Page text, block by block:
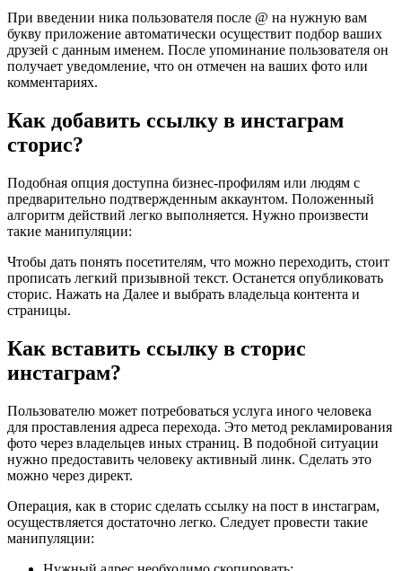
При введении ника пользователя после @ на нужную вам
букву приложение автоматически осуществит подбор ваших
друзей с данным именем. После упоминание пользователя он
получает уведомление, что он отмечен на ваших фото или
комментариях.
Как добавить ссылку в инстаграм
сторис?
Подобная опция доступна бизнес-профилям или людям с
предварительно подтвержденным аккаунтом. Положенный
алгоритм действий легко выполняется. Нужно произвести
такие манипуляции:
Чтобы дать понять посетителям, что можно переходить, стоит
прописать легкий призывной текст. Останется опубликовать
сторис. Нажать на Далее и выбрать владельца контента и
страницы.
Как вставить ссылку в сторис
инстаграм?
Пользователю может потребоваться услуга иного человека
для проставления адреса перехода. Это метод рекламирования
фото через владельцев иных страниц. В подобной ситуации
нужно предоставить человеку активный линк. Сделать это
можно через директ.
Операция, как в сторис сделать ссылку на пост в инстаграм,
осуществляется достаточно легко. Следует провести такие
манипуляции: